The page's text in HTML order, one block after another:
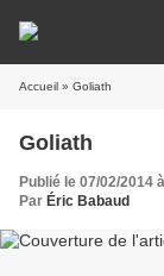
Accueil » Goliath
Goliath
Publié le 07/02/2014
Par Éric Babaud